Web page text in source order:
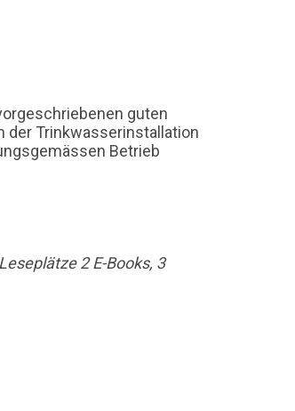
guten
der Trinkwasserinstallation
Betrieb
2 E-Books, 3